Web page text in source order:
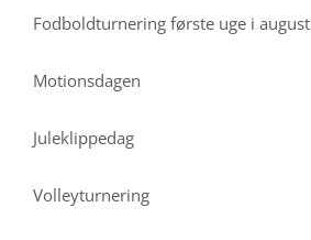
Fodboldturnering første uge i august
Motionsdagen
Juleklippedag
Volleyturnering